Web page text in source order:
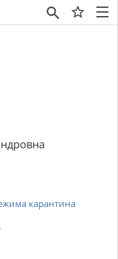
×
карантина